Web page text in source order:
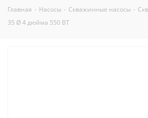
Главная - Насосы - Скважинные насосы -
35 Ø 4 дюйма 550 ВТ